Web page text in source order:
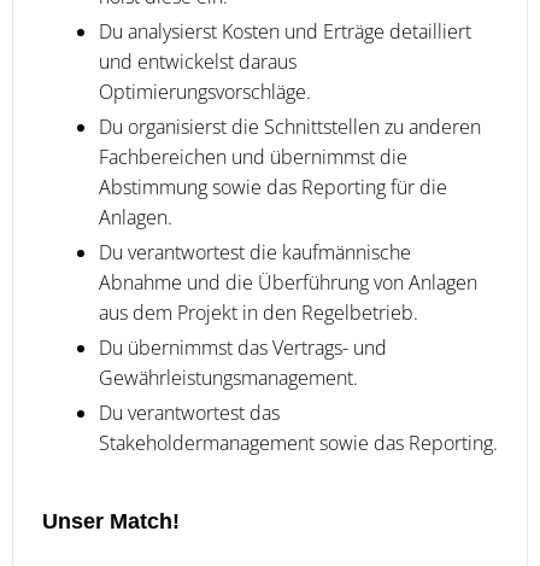
Du analysierst Kosten und Erträge detailliert
und entwickelst daraus
Optimierungsvorschläge.
Du organisierst die Schnittstellen zu anderen
Fachbereichen und übernimmst die
Abstimmung sowie das Reporting für die
Anlagen.
Du verantwortest die kaufmännische
Abnahme und die Überführung von Anlagen
aus dem Projekt in den Regelbetrieb.
Du übernimmst das Vertrags- und
Gewährleistungsmanagement.
Du verantwortest das
Stakeholdermanagement sowie das Reporting.
Unser Match!